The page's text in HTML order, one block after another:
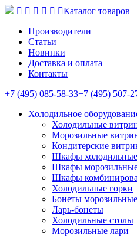
Каталог товаров
Производители
Статьи
Новинки
Доставка и оплата
Контакты
+7 (495) 085-58-33+7 (495) 507-
Холодильное
Холодильные
Морозильные
Кондитерские
Шкафы холодильные
Шкафы
Шкафы
Холодильные горки
Бонеты морозильные
Ларь-бонеты
Холодильные столы
Морозильные лари